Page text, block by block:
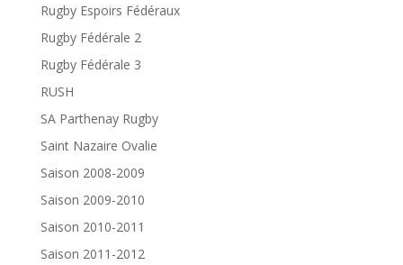
Rugby Espoirs Fédéraux
Rugby Fédérale 2
Rugby Fédérale 3
RUSH
SA Parthenay Rugby
Saint Nazaire Ovalie
Saison 2008-2009
Saison 2009-2010
Saison 2010-2011
Saison 2011-2012